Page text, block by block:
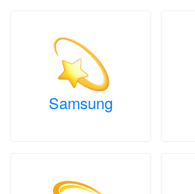
Samsung